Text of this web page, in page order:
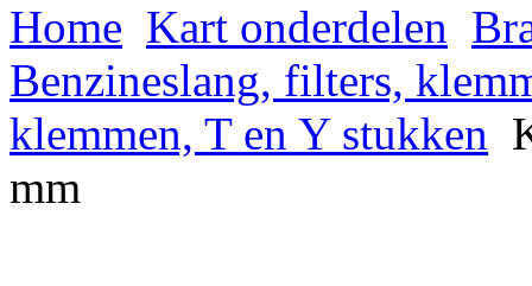
Home Kart onderdelen
Benzineslang, filters,
klemmen, T en Y stukken
mm